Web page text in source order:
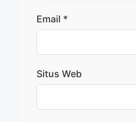
Email *
Situs Web